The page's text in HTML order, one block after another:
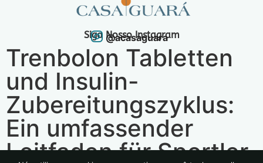
Siga Nosso Instagram
@acasaguara
Trenbolon Tabletten
und Insulin-
Zubereitungszyklus:
Ein umfassender
Leitfaden für Sportler